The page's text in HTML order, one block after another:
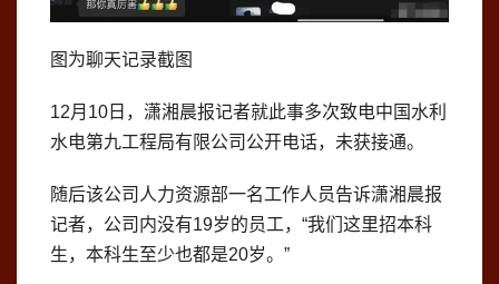
图为聊天记录截图
12月10日，潇湘晨报记者就此事多次致电中国水利
水电第九工程局有限公司公开电话，未获接通。
随后该公司人力资源部一名工作人员告诉潇湘晨报
记者，公司内没有19岁的员工，“我们这里招本科
生，本科生至少也都是20岁。”